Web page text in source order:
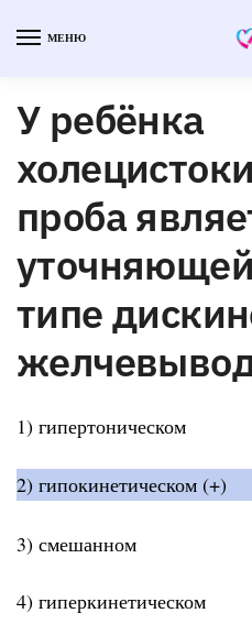
МЕНЮ
У ребёнка
проба
уточняющей
типе
1) гипертоническом
2) гипокинетическом (+)
3) смешанном
4) гиперкинетическом